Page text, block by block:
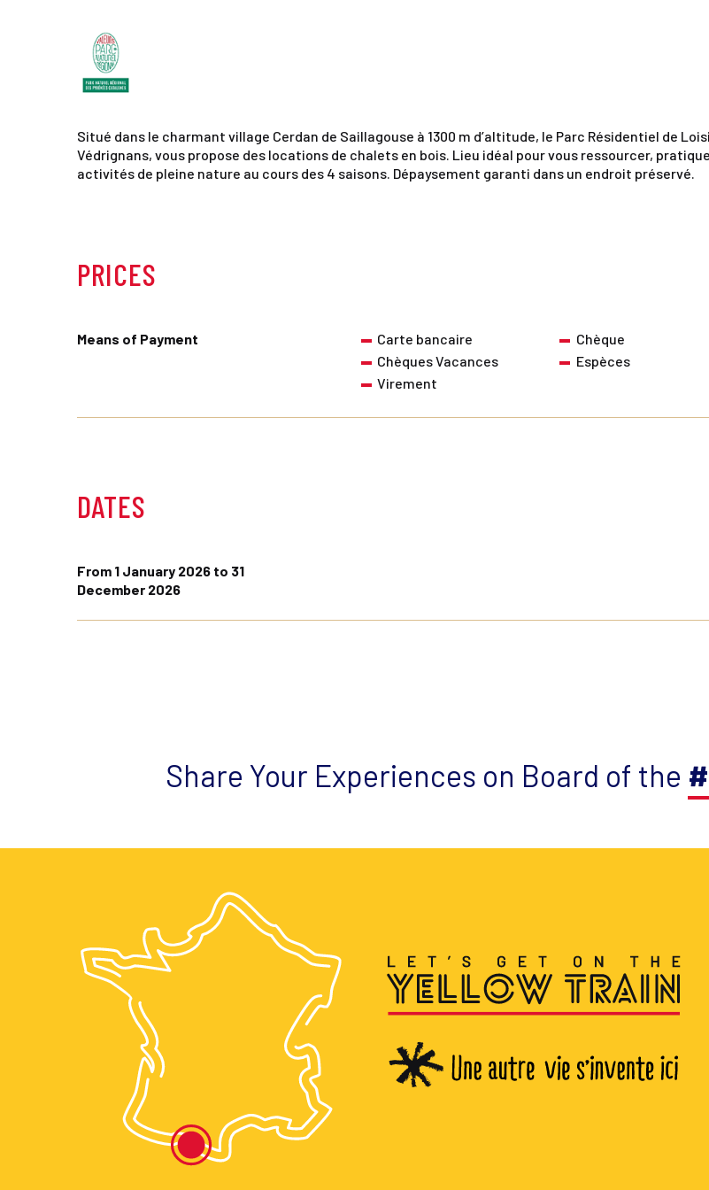
Situé dans le charmant village Cerdan de Saillagouse à 1300 m d’altitude, le Parc Résidentiel de
Védrignans, vous propose des locations de chalets en bois. Lieu idéal pour vous ressourcer,
activités de pleine nature au cours des 4 saisons. Dépaysement garanti dans un endroit préservé.
PRICES
Means of Payment Carte bancaire
Chèque
Chèques Vacances
Espèces
Virement
DATES
From 1 January 2026 to 31
December 2026
Share Your Experiences on Board of the